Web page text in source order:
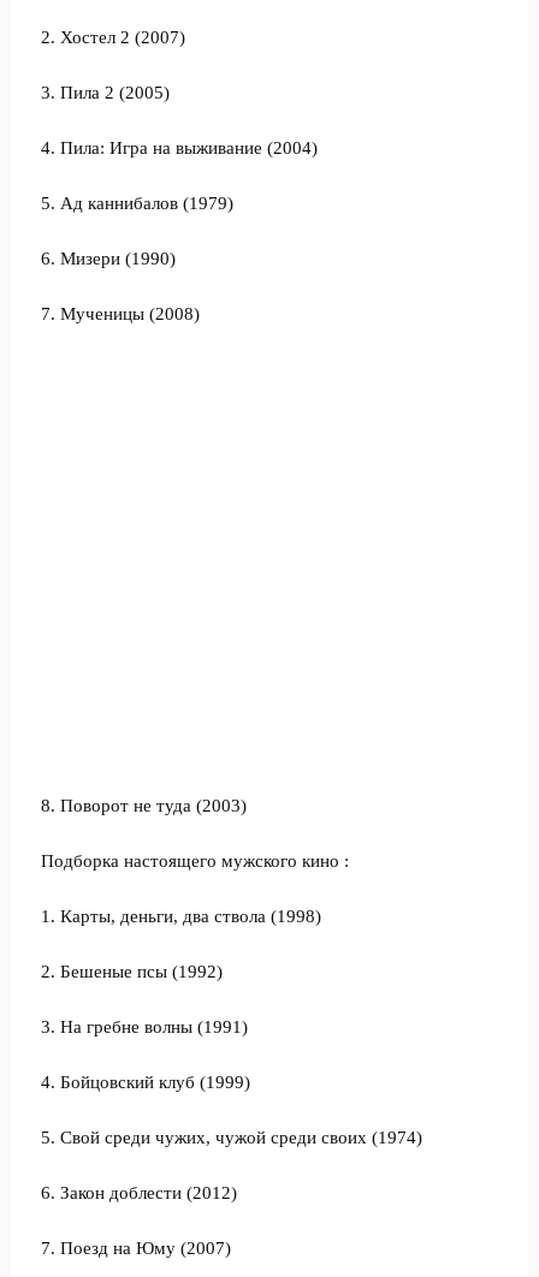
2. Хостел 2 (2007)
3. Пила 2 (2005)
4. Пила: Игра на выживание (2004)
5. Ад каннибалов (1979)
6. Мизери (1990)
7. Мученицы (2008)
8. Поворот не туда (2003)
Подборка настоящего мужского кино :
1. Карты, деньги, два ствола (1998)
2. Бешеные псы (1992)
3. На гребне волны (1991)
4. Бойцовский клуб (1999)
5. Свой среди чужих, чужой среди своих (1974)
6. Закон доблести (2012)
7. Поезд на Юму (2007)